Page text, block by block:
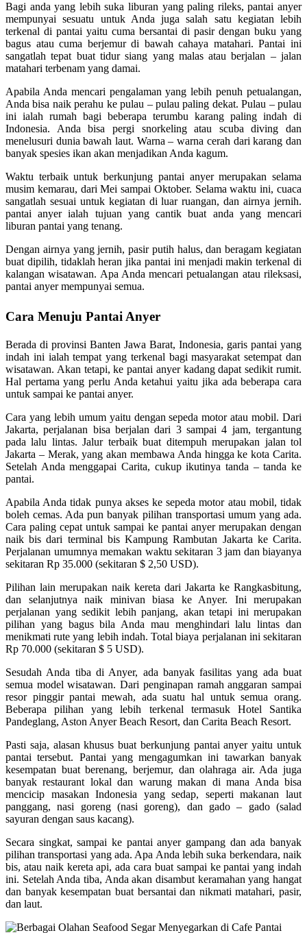
Bagi anda yang lebih suka liburan yang paling rileks, pantai anyer
mempunyai sesuatu untuk Anda juga salah satu kegiatan lebih
terkenal di pantai yaitu cuma bersantai di pasir dengan buku yang
bagus atau cuma berjemur di bawah cahaya matahari. Pantai ini
sangatlah tepat buat tidur siang yang malas atau berjalan – jalan
matahari terbenam yang damai.
Apabila Anda mencari pengalaman yang lebih penuh petualangan,
Anda bisa naik perahu ke pulau – pulau paling dekat. Pulau – pulau
ini ialah rumah bagi beberapa terumbu karang paling indah di
Indonesia. Anda bisa pergi snorkeling atau scuba diving dan
menelusuri dunia bawah laut. Warna – warna cerah dari karang dan
banyak spesies ikan akan menjadikan Anda kagum.
Waktu terbaik untuk berkunjung pantai anyer merupakan selama
musim kemarau, dari Mei sampai Oktober. Selama waktu ini, cuaca
sangatlah sesuai untuk kegiatan di luar ruangan, dan airnya jernih.
pantai anyer ialah tujuan yang cantik buat anda yang mencari
liburan pantai yang tenang.
Dengan airnya yang jernih, pasir putih halus, dan beragam kegiatan
buat dipilih, tidaklah heran jika pantai ini menjadi makin terkenal di
kalangan wisatawan. Apa Anda mencari petualangan atau rileksasi,
pantai anyer mempunyai semua.
Cara Menuju Pantai Anyer
Berada di provinsi Banten Jawa Barat, Indonesia, garis pantai yang
indah ini ialah tempat yang terkenal bagi masyarakat setempat dan
wisatawan. Akan tetapi, ke pantai anyer kadang dapat sedikit rumit.
Hal pertama yang perlu Anda ketahui yaitu jika ada beberapa cara
untuk sampai ke pantai anyer.
Cara yang lebih umum yaitu dengan sepeda motor atau mobil. Dari
Jakarta, perjalanan bisa berjalan dari 3 sampai 4 jam, tergantung
pada lalu lintas. Jalur terbaik buat ditempuh merupakan jalan tol
Jakarta – Merak, yang akan membawa Anda hingga ke kota Carita.
Setelah Anda menggapai Carita, cukup ikutinya tanda – tanda ke
pantai.
Apabila Anda tidak punya akses ke sepeda motor atau mobil, tidak
boleh cemas. Ada pun banyak pilihan transportasi umum yang ada.
Cara paling cepat untuk sampai ke pantai anyer merupakan dengan
naik bis dari terminal bis Kampung Rambutan Jakarta ke Carita.
Perjalanan umumnya memakan waktu sekitaran 3 jam dan biayanya
sekitaran Rp 35.000 (sekitaran $ 2,50 USD).
Pilihan lain merupakan naik kereta dari Jakarta ke Rangkasbitung,
dan selanjutnya naik minivan biasa ke Anyer. Ini merupakan
perjalanan yang sedikit lebih panjang, akan tetapi ini merupakan
pilihan yang bagus bila Anda mau menghindari lalu lintas dan
menikmati rute yang lebih indah. Total biaya perjalanan ini sekitaran
Rp 70.000 (sekitaran $ 5 USD).
Sesudah Anda tiba di Anyer, ada banyak fasilitas yang ada buat
semua model wisatawan. Dari penginapan ramah anggaran sampai
resor pinggir pantai mewah, ada suatu hal untuk semua orang.
Beberapa pilihan yang lebih terkenal termasuk Hotel Santika
Pandeglang, Aston Anyer Beach Resort, dan Carita Beach Resort.
Pasti saja, alasan khusus buat berkunjung pantai anyer yaitu untuk
pantai tersebut. Pantai yang mengagumkan ini tawarkan banyak
kesempatan buat berenang, berjemur, dan olahraga air. Ada juga
banyak restaurant lokal dan warung makan di mana Anda bisa
mencicip masakan Indonesia yang sedap, seperti makanan laut
panggang, nasi goreng (nasi goreng), dan gado – gado (salad
sayuran dengan saus kacang).
Secara singkat, sampai ke pantai anyer gampang dan ada banyak
pilihan transportasi yang ada. Apa Anda lebih suka berkendara, naik
bis, atau naik kereta api, ada cara buat sampai ke pantai yang indah
ini. Setelah Anda tiba, Anda akan disambut keramahan yang hangat
dan banyak kesempatan buat bersantai dan nikmati matahari, pasir,
dan laut.